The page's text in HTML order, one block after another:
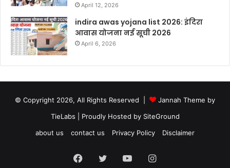
April 12, 2026
indira awas yojana list 2026: इंदिरा
आवास योजना नई सूची 2026
April 6, 2026
© Copyright 2026, All Rights Reserved |
Jannah Theme by
TieLabs | Proudly Hosted by SiteGround
about us
contact us Privacy Policy Disclaimer
Facebook
TwitterYouTubeInstagram